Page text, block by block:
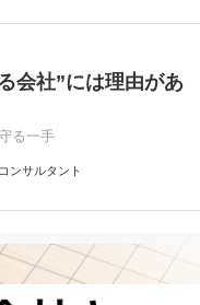
会社”には理由があ
る一手
ンサルタント